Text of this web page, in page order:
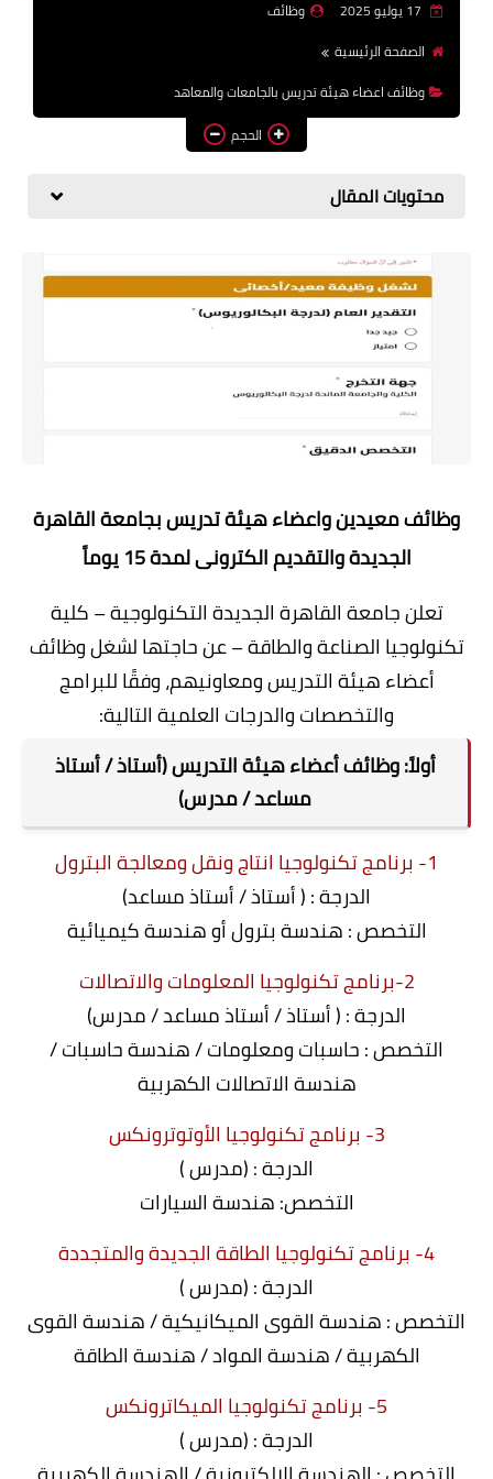
اخبار
وظائف
الصفحة الرئيسية
وظائف اعضاء هيئة تدريس بالجامعات والمعاهد
الحجم
محتويات المقال
وظائف معيدين واعضاء هيئة تدريس بجامعة القاهرة
الجديدة والتقديم الكترونى لمدة 15 يوماً
تعلن جامعة القاهرة الجديدة التكنولوجية – كلية
تكنولوجيا الصناعة والطاقة – عن حاجتها لشغل وظائف
أعضاء هيئة التدريس ومعاونيهم، وفقًا للبرامج
والتخصصات والدرجات العلمية التالية:
أولاً: وظائف أعضاء هيئة التدريس (أستاذ / أستاذ
مساعد / مدرس)
1- برنامج تكنولوجيا انتاج ونقل ومعالجة البترول
الدرجة : ( أستاذ / أستاذ مساعد)
التخصص : هندسة بترول أو هندسة كيميائية
2-برنامج تكنولوجيا المعلومات والاتصالات
الدرجة : ( أستاذ / أستاذ مساعد / مدرس)
التخصص : حاسبات ومعلومات / هندسة حاسبات /
هندسة الاتصالات الكهربية
3- برنامج تكنولوجيا الأوتوترونكس
الدرجة : (مدرس )
التخصص: هندسة السيارات
4- برنامج تكنولوجيا الطاقة الجديدة والمتجددة
الدرجة : (مدرس )
التخصص : هندسة القوى الميكانيكية / هندسة القوى
الكهربية / هندسة المواد / هندسة الطاقة
5- برنامج تكنولوجيا الميكاترونكس
الدرجة : (مدرس )